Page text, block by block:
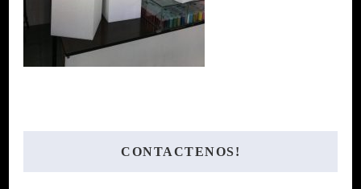
CONTACTENOS!